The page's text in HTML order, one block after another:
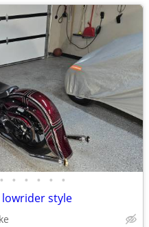
• • • • • •
style